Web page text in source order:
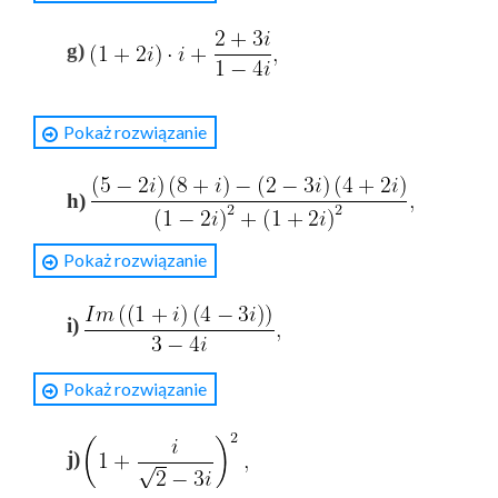
mnożymy licznik i mianownik przez liczbę sprzężoną
w liczniku mnożymy jak wielomiany, zaś w
mianowniku stosujemy wzór
oraz uwzględniamy
redukcja wyrazów podobnych
rozdzielamy wyrażenie na dwa ułamki, aby otrzymać
wyraźną część rzeczywistą i urojoną
wymnażamy licznik, pamiętając że
mnożymy licznik i mianownik przez sprzężenie
mianownika, wymnażamy wyrażenia w liczniku
g)
Rozwiązanie
Pokaż rozwiązanie
h)
Rozwiązanie
Pokaż rozwiązanie
i)
Rozwiązanie
Pokaż rozwiązanie
j)